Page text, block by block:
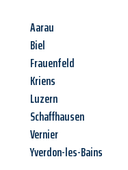
Aarau
Biel
Frauenfeld
Kriens
Luzern
Schaffhausen
Vernier
Yverdon-les-Bains